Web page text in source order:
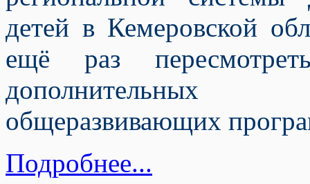
детей в Кемеровской
ещё раз
дополнительных
общеразвивающих
Подробнее...